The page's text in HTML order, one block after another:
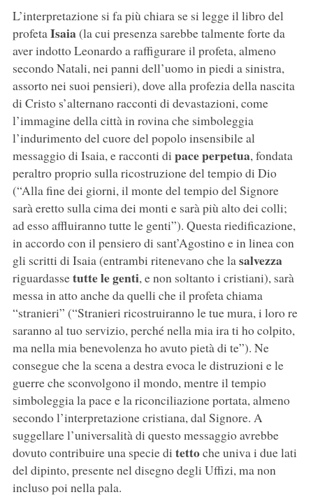
L’interpretazione si fa più chiara se si legge il libro del
profetaIsaia(la cui presenza sarebbe talmente forte da
aver indotto Leonardo a raffigurare il profeta, almeno
secondo Natali, nei panni dell’uomo in piedi a sinistra,
assorto nei suoi pensieri), dove alla profezia della nascita
di Cristo s’alternano racconti di devastazioni, come
l’immagine della città in rovina che simboleggia
l’indurimento del cuore del popolo insensibile al
messaggio di Isaia, e racconti di pace perpetua, fondata
peraltro proprio sulla ricostruzione del tempio di Dio
(“Alla fine dei giorni, il monte del tempio del Signore
sarà eretto sulla cima dei monti e sarà più alto dei colli;
ad esso affluiranno tutte le genti”). Questa riedificazione,
in accordo con il pensiero di sant’Agostino e in linea con
gli scritti di Isaia (entrambi ritenevano che lasalvezza
riguardassetutte le genti, e non soltanto i cristiani), sarà
messa in atto anche da quelli che il profeta chiama
“stranieri” (“Stranieri ricostruiranno le tue mura, i loro re
saranno al tuo servizio, perché nella mia ira ti ho colpito,
ma nella mia benevolenza ho avuto pietà di te”). Ne
consegue che la scena a destra evoca le distruzioni e le
guerre che sconvolgono il mondo, mentre il tempio
simboleggia la pace e la riconciliazione portata, almeno
secondo l’interpretazione cristiana, dal Signore. A
suggellare l’universalità di questo messaggio avrebbe
dovuto contribuire una specie di tettoche univa i due lati
del dipinto, presente nel disegno degli Uffizi, ma non
incluso poi nella pala.